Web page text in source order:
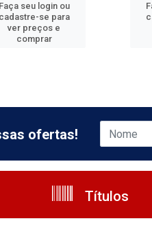
Faça seu login ou
cadastre-se para
ver preços e
comprar
ofertas!
Títulos